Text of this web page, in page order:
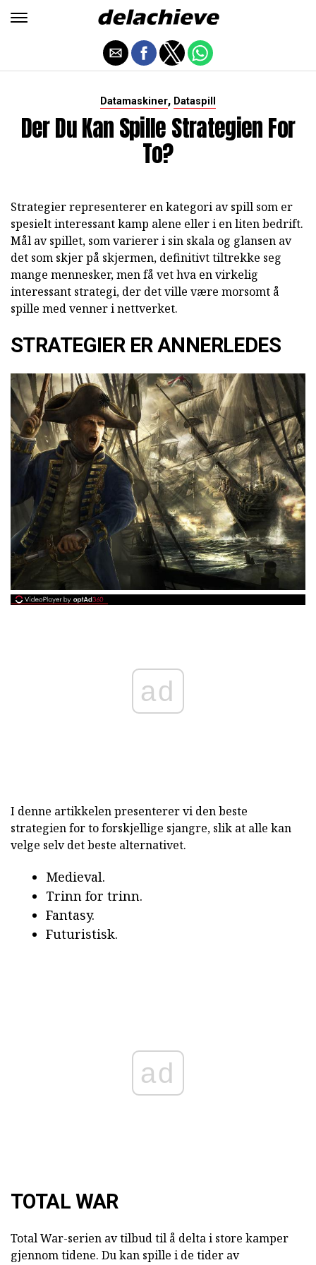
Datamaskiner, Dataspill
Der Du Kan Spille Strategien For
To?
Strategier representerer en kategori av spill som er
spesielt interessant kamp alene eller i en liten bedrift.
Mål av spillet, som varierer i sin skala og glansen av
det som skjer på skjermen, definitivt tiltrekke seg
mange mennesker, men få vet hva en virkelig
interessant strategi, der det ville være morsomt å
spille med venner i nettverket.
STRATEGIER ER ANNERLEDES
ad
I denne artikkelen presenterer vi den beste
strategien for to forskjellige sjangre, slik at alle kan
velge selv det beste alternativet.
Medieval.
Trinn for trinn.
Fantasy.
Futuristisk.
ad
TOTAL WAR
Total War-serien av tilbud til å delta i store kamper
gjennom tidene. Du kan spille i de tider av